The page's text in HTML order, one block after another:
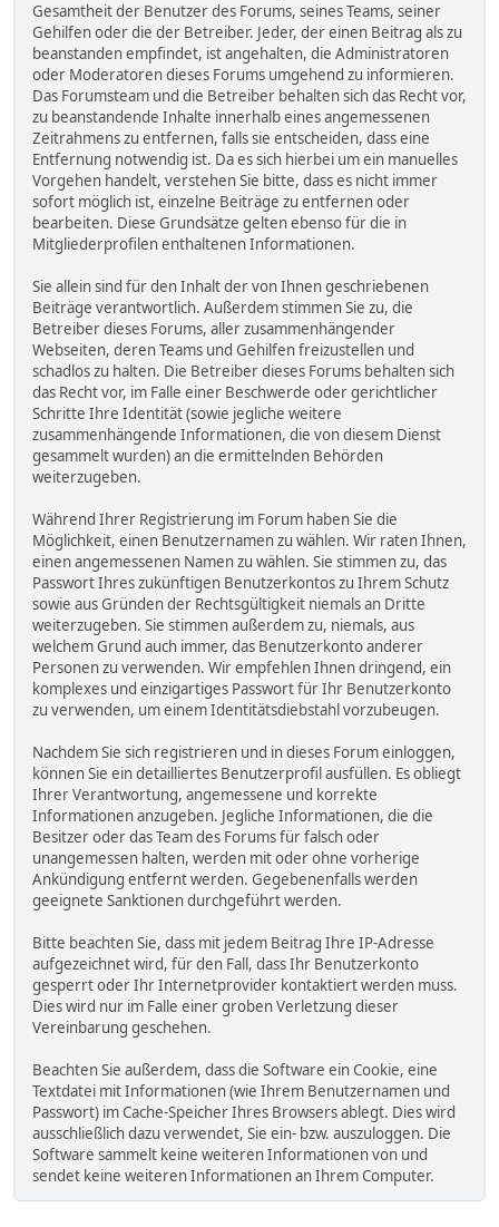
Gesamtheit der Benutzer des Forums, seines Teams, seiner
Gehilfen oder die der Betreiber. Jeder, der einen Beitrag als zu
beanstanden empfindet, ist angehalten, die Administratoren
oder Moderatoren dieses Forums umgehend zu informieren.
Das Forumsteam und die Betreiber behalten sich das Recht vor,
zu beanstandende Inhalte innerhalb eines angemessenen
Zeitrahmens zu entfernen, falls sie entscheiden, dass eine
Entfernung notwendig ist. Da es sich hierbei um ein manuelles
Vorgehen handelt, verstehen Sie bitte, dass es nicht immer
sofort möglich ist, einzelne Beiträge zu entfernen oder
bearbeiten. Diese Grundsätze gelten ebenso für die in
Mitgliederprofilen enthaltenen Informationen.
Sie allein sind für den Inhalt der von Ihnen geschriebenen
Beiträge verantwortlich. Außerdem stimmen Sie zu, die
Betreiber dieses Forums, aller zusammenhängender
Webseiten, deren Teams und Gehilfen freizustellen und
schadlos zu halten. Die Betreiber dieses Forums behalten sich
das Recht vor, im Falle einer Beschwerde oder gerichtlicher
Schritte Ihre Identität (sowie jegliche weitere
zusammenhängende Informationen, die von diesem Dienst
gesammelt wurden) an die ermittelnden Behörden
weiterzugeben.
Während Ihrer Registrierung im Forum haben Sie die
Möglichkeit, einen Benutzernamen zu wählen. Wir raten Ihnen,
einen angemessenen Namen zu wählen. Sie stimmen zu, das
Passwort Ihres zukünftigen Benutzerkontos zu Ihrem Schutz
sowie aus Gründen der Rechtsgültigkeit niemals an Dritte
weiterzugeben. Sie stimmen außerdem zu, niemals, aus
welchem Grund auch immer, das Benutzerkonto anderer
Personen zu verwenden. Wir empfehlen Ihnen dringend, ein
komplexes und einzigartiges Passwort für Ihr Benutzerkonto
zu verwenden, um einem Identitätsdiebstahl vorzubeugen.
Nachdem Sie sich registrieren und in dieses Forum einloggen,
können Sie ein detailliertes Benutzerprofil ausfüllen. Es obliegt
Ihrer Verantwortung, angemessene und korrekte
Informationen anzugeben. Jegliche Informationen, die die
Besitzer oder das Team des Forums für falsch oder
unangemessen halten, werden mit oder ohne vorherige
Ankündigung entfernt werden. Gegebenenfalls werden
geeignete Sanktionen durchgeführt werden.
Bitte beachten Sie, dass mit jedem Beitrag Ihre IP-Adresse
aufgezeichnet wird, für den Fall, dass Ihr Benutzerkonto
gesperrt oder Ihr Internetprovider kontaktiert werden muss.
Dies wird nur im Falle einer groben Verletzung dieser
Vereinbarung geschehen.
Beachten Sie außerdem, dass die Software ein Cookie, eine
Textdatei mit Informationen (wie Ihrem Benutzernamen und
Passwort) im Cache-Speicher Ihres Browsers ablegt. Dies wird
ausschließlich dazu verwendet, Sie ein- bzw. auszuloggen. Die
Software sammelt keine weiteren Informationen von und
sendet keine weiteren Informationen an Ihrem Computer.